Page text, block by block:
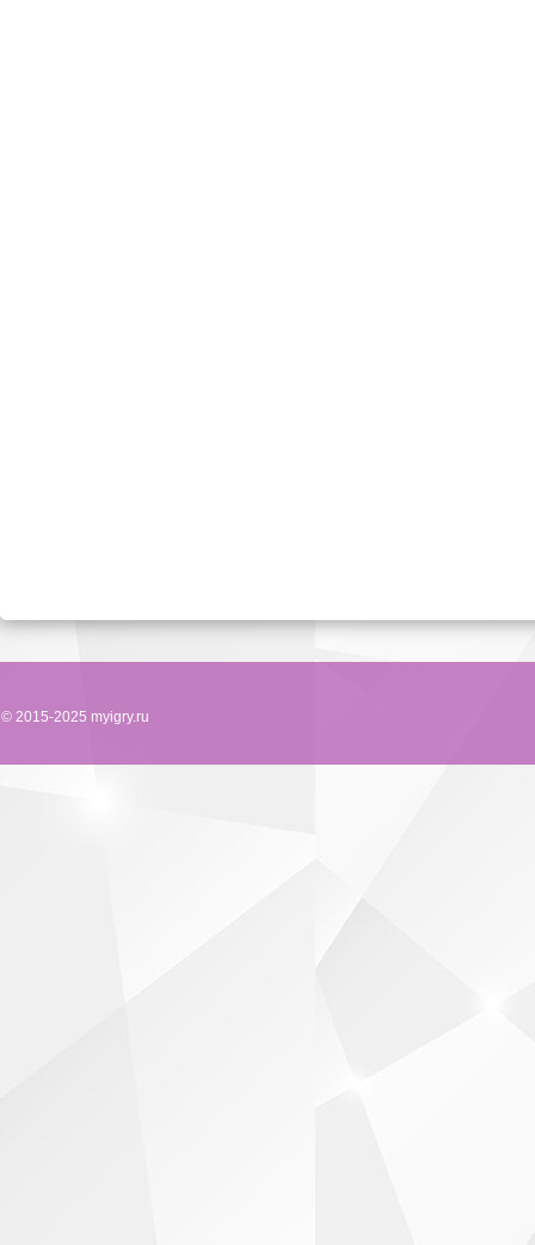
© 2015-2025 myigry.ru